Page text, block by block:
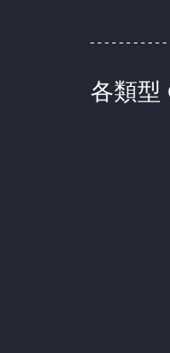
各類型